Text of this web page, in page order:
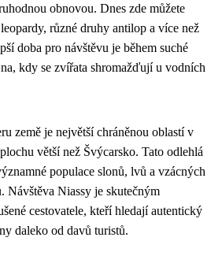
obnovou. Dnes zde můžete
různé druhy antilop a více než
doba pro návštěvu je během suché
kdy se zvířata shromažďují u vodních
země je největší chráněnou oblastí v
větší než Švýcarsko. Tato odlehlá
populace slonů, lvů a vzácných
Návštěva Niassy je skutečným
cestovatele, kteří hledají autentický
daleko od davů turistů.